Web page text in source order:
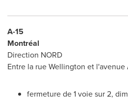
A-15
Montréal
Direction NORD
Entre la rueWellington et l'avenue
fermeture de 1 voie sur 2,